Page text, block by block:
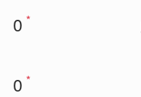
0 *
0 *